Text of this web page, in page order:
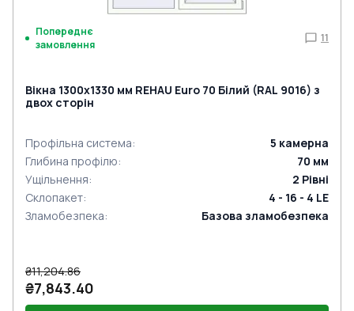
Попереднє
замовлення
11
Вікна 1300x1330 мм REHAU Euro 70 Білий (RAL 9016) з
двох сторін
Профільна система: 5 камерна
Глибина профілю: 70 мм
Ущільнення: 2 Рівні
Склопакет:
4 - 16 - 4 LE
Зламобезпека: Базова зламобезпека
₴11,204.86
₴7,843.40